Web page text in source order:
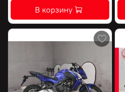
В корзину